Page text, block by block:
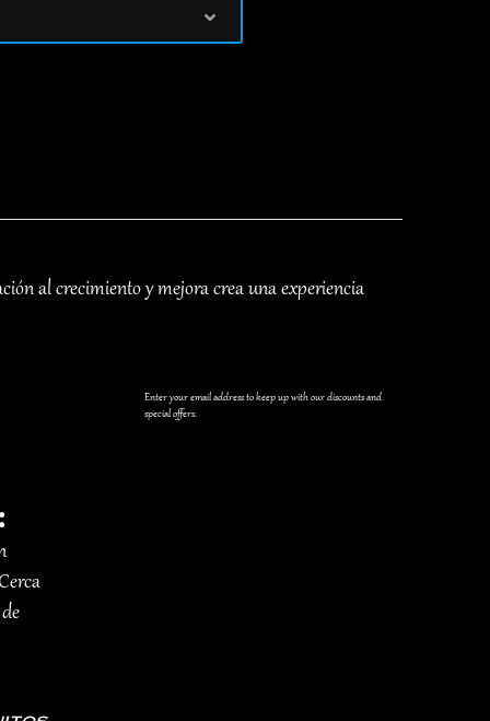
al crecimiento y mejora crea una experiencia
Enter your email address to keep up with our discounts and
special offers.